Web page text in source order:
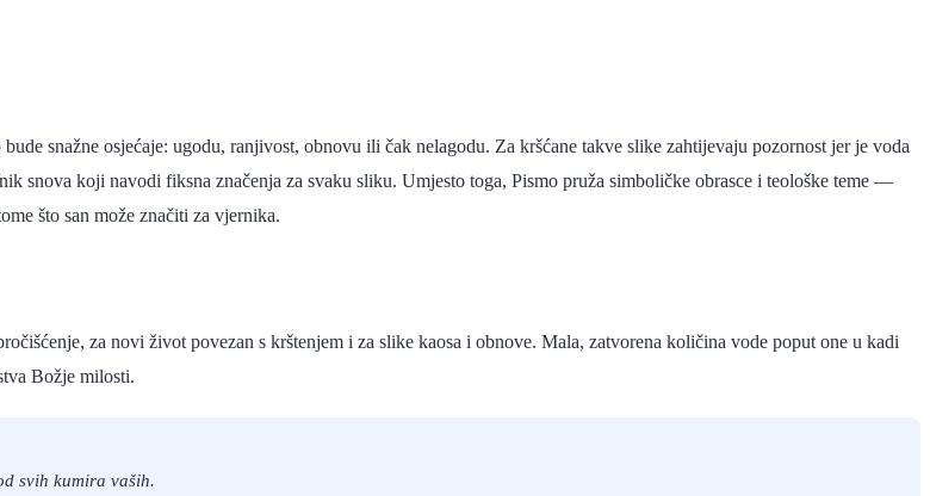
snažne osjećaje: ugodu, ranjivost, obnovu ili čak nelagodu. Za kršćane takve slike zahtijevaju pozornost jer je voda
snova koji navodi fiksna značenja za svaku sliku. Umjesto toga, Pismo pruža simboličke obrasce i teološke teme —
što san može značiti za vjernika.
za novi život povezan s krštenjem i za slike kaosa i obnove. Mala, zatvorena količina vode poput one u kadi
Božje milosti.
svih kumira vaših.